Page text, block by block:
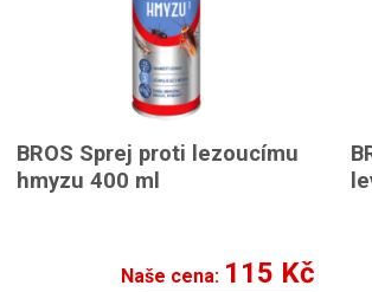
BROS Sprej proti lezoucímu
hmyzu 400 ml
Naše cena: 115 Kč